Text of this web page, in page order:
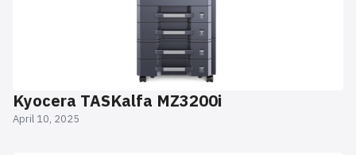
Kyocera TASKalfa MZ3200i
April 10, 2025